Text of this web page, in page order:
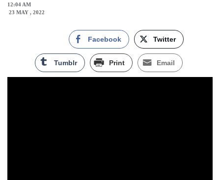
12:04 AM
23 MAY , 2022
Facebook Twitter
Tumblr Print Email